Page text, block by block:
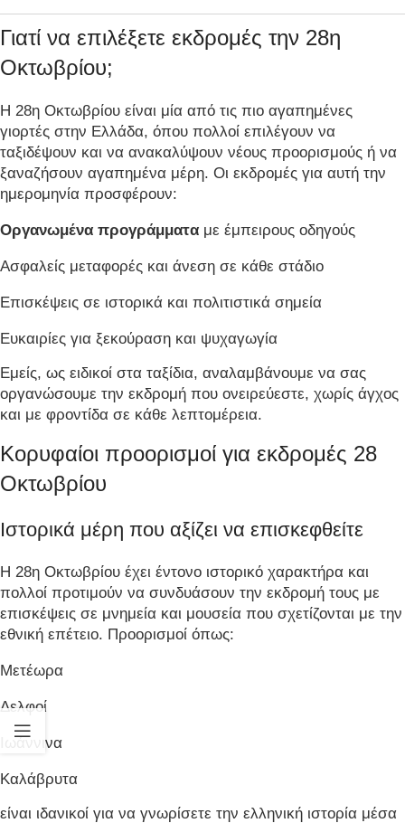
Γιατί να επιλέξετε εκδρομές την 28η
Οκτωβρίου;
Η 28η Οκτωβρίου είναι μία από τις πιο αγαπημένες
γιορτές στην Ελλάδα, όπου πολλοί επιλέγουν να
ταξιδέψουν και να ανακαλύψουν νέους προορισμούς ή να
ξαναζήσουν αγαπημένα μέρη. Οι εκδρομές για αυτή την
ημερομηνία προσφέρουν:
Οργανωμένα προγράμματα με έμπειρους οδηγούς
Ασφαλείς μεταφορές και άνεση σε κάθε στάδιο
Επισκέψεις σε ιστορικά και πολιτιστικά σημεία
Ευκαιρίες για ξεκούραση και ψυχαγωγία
Εμείς, ως ειδικοί στα ταξίδια, αναλαμβάνουμε να σας
οργανώσουμε την εκδρομή που ονειρεύεστε, χωρίς άγχος
και με φροντίδα σε κάθε λεπτομέρεια.
Κορυφαίοι προορισμοί για εκδρομές 28
Οκτωβρίου
Ιστορικά μέρη που αξίζει να επισκεφθείτε
Η 28η Οκτωβρίου έχει έντονο ιστορικό χαρακτήρα και
πολλοί προτιμούν να συνδυάσουν την εκδρομή τους με
επισκέψεις σε μνημεία και μουσεία που σχετίζονται με την
εθνική επέτειο. Προορισμοί όπως:
Μετέωρα
Δελφοί
Ιωάννινα
Καλάβρυτα
είναι ιδανικοί για να γνωρίσετε την ελληνική ιστορία μέσα